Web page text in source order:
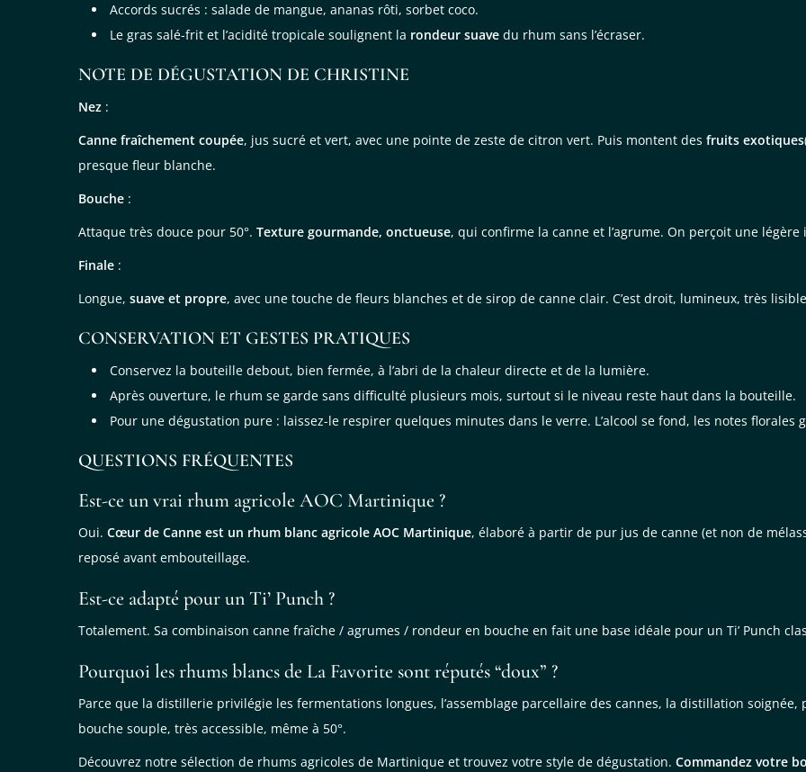
Accords sucrés : salade de mangue, ananas rôti, sorbet coco.
Le gras salé-frit et l’acidité tropicale soulignent la rondeur suave du rhum sans l’écraser.
NOTE DE DÉGUSTATION DE CHRISTINE
Nez :
Canne fraîchement coupée, jus sucré et vert, avec une pointe de zeste de citron vert. Puis montent des fruits exotiques
presque fleur blanche.
Bouche :
Attaque très douce pour 50°. Texture gourmande, onctueuse, qui confirme la canne et l’agrume. On perçoit une
Finale :
Longue, suave et propre, avec une touche de fleurs blanches et de sirop de canne clair. C’est droit, lumineux, très
CONSERVATION ET GESTES PRATIQUES
Conservez la bouteille debout, bien fermée, à l’abri de la chaleur directe et de la lumière.
Après ouverture, le rhum se garde sans difficulté plusieurs mois, surtout si le niveau reste haut dans la bouteille.
Pour une dégustation pure : laissez-le respirer quelques minutes dans le verre. L’alcool se fond, les notes florales
QUESTIONS FRÉQUENTES
Est-ce un vrai rhum agricole AOC Martinique ?
Oui. Cœur de Canne est un rhum blanc agricole AOC Martinique, élaboré à partir de pur jus de canne (et non de
reposé avant embouteillage.
Est-ce adapté pour un Ti’ Punch ?
Totalement. Sa combinaison canne fraîche / agrumes / rondeur en bouche en fait une base idéale pour un Ti’ Punch
Pourquoi les rhums blancs de La Favorite sont réputés “doux” ?
Parce que la distillerie privilégie les fermentations longues, l’assemblage parcellaire des cannes, la distillation
bouche souple, très accessible, même à 50°.
Découvrez notre sélection de rhums agricoles de Martinique et trouvez votre style de dégustation. Commandez votre